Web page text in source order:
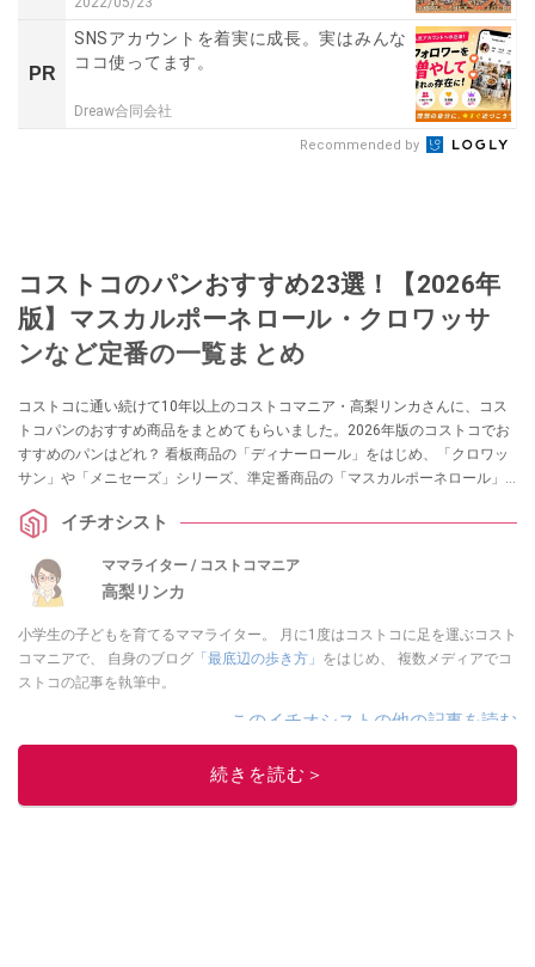
PR
SNSアカウントを着実に成長。実はみんな
ココ使ってます。
Dreaw合同会社
Recommended by
コストコのパンおすすめ23選！【2026年
版】マスカルポーネロール・クロワッサ
ンなど定番の一覧まとめ
コストコに通い続けて10年以上のコストコマニア・高梨リンカさんに、コス
トコパンのおすすめ商品をまとめてもらいました。2026年版のコストコでお
すすめのパンはどれ？ 看板商品の「ディナーロール」をはじめ、「クロワッ
サン」や「メニセーズ」シリーズ、準定番商品の「マスカルポーネロール」
トコベーカリーで作っているパンだけでなく、国内・国外メーカーのパンも
イチオシスト
ママライター / コストコマニア
高梨リンカ
小学生の子どもを育てるママライター。 月に1度はコストコに足を運ぶコスト
コマニアで、 自身のブログ 「最底辺の歩き方」 をはじめ、 複数メディアでコ
ストコの記事を執筆中。
このイチオシストの他の記事を読む
続きを読む＞